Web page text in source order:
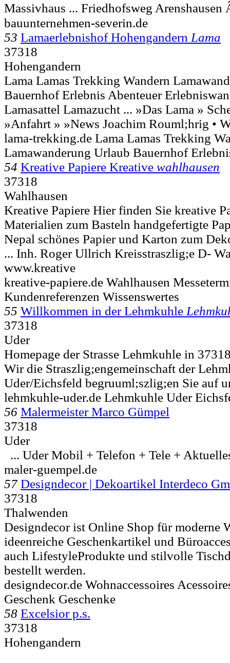
Massivhaus ... Friedhofsweg
bauunternehmen-severin.de
53 Lamaerlebnishof Hohengandern Lama
37318
Hohengandern
Lama Lamas Trekking Wandern
Bauernhof Erlebnis Abenteuer
Lamasattel Lamazucht ... »Das Lama »
»Anfahrt » »News Joachim Rouml;hrig •
lama-trekking.de Lama Lamas Trekking
Lamawanderung Urlaub Bauernhof
54 Kreative Papiere Kreative wahlhausen
37318
Wahlhausen
Kreative Papiere Hier finden Sie kreative
Materialien zum Basteln handgefertigte
Nepal schönes Papier und Karton zum
... Inh. Roger Ullrich Kreisstraszlig;e D-
www.kreative
kreative-papiere.de Wahlhausen
Kundenreferenzen Wissenswertes
55 Willkommen in der Lehmkuhle
37318
Uder
Homepage der Strasse Lehmkuhle in
Wir die Straszlig;engemeinschaft der
Uder/Eichsfeld begruuml;szlig;en Sie auf
lehmkuhle-uder.de Lehmkuhle Uder
56 Malermeister Marco Gümpel
37318
Uder
... Uder Mobil + Telefon + Tele +
maler-guempel.de
57 Designdecor | Dekoartikel Interdeco
37318
Thalwenden
Designdecor ist Online Shop für moderne
ideenreiche Geschenkartikel und
auch LifestyleProdukte und stilvolle
bestellt werden.
designdecor.de Wohnaccessoires
Geschenk Geschenke
58 Excelsior p.s.
37318
Hohengandern